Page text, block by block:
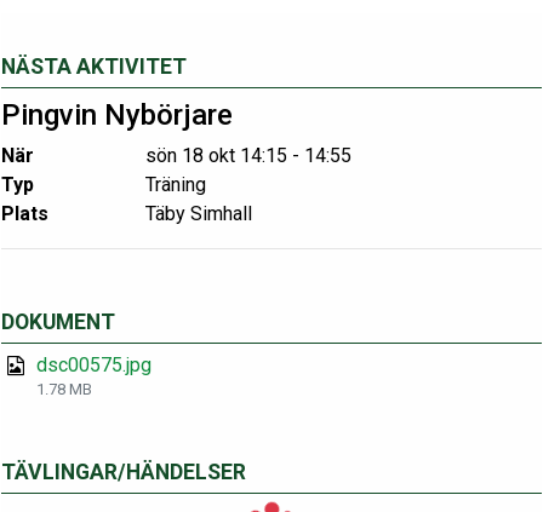
NÄSTA AKTIVITET
Pingvin Nybörjare
När
sön 18 okt 14:15 - 14:55
Typ
Träning
Plats
Täby Simhall
DOKUMENT
dsc00575.jpg
1.78 MB
TÄVLINGAR/HÄNDELSER